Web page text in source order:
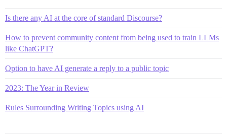
Is there any AI at the core of standard Discourse?
How to prevent community content from being used to train LLMs
like ChatGPT?
Option to have AI generate a reply to a public topic
2023: The Year in Review
Rules Surrounding Writing Topics using AI